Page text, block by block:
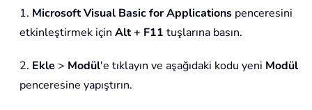
1. Microsoft Visual Basic for Applications penceresini
etkinleştirmek için Alt + F11 tuşlarına basın.
2. Ekle > Modül'e tıklayın ve aşağıdaki kodu yeni Modül
penceresine yapıştırın.